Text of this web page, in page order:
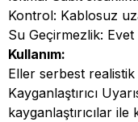
Kontrol: Kablosuz
Su Geçirmezlik:
Kullanım:
Eller serbest
Kayganlaştırıcı
kayganlaştırıcılar ile